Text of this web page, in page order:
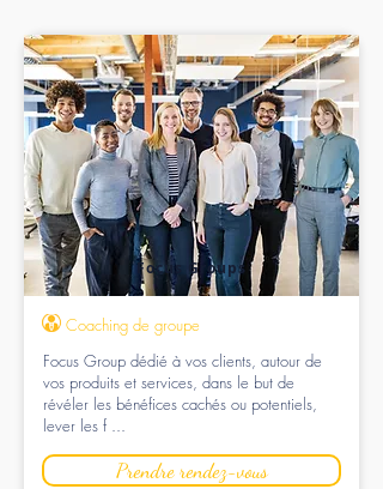
Focus Groups
Coaching de groupe
Focus Group dédié à vos clients, autour de
vos produits et services, dans le but de
révéler les bénéfices cachés ou potentiels,
lever les f ...
Prendre rendez-vous